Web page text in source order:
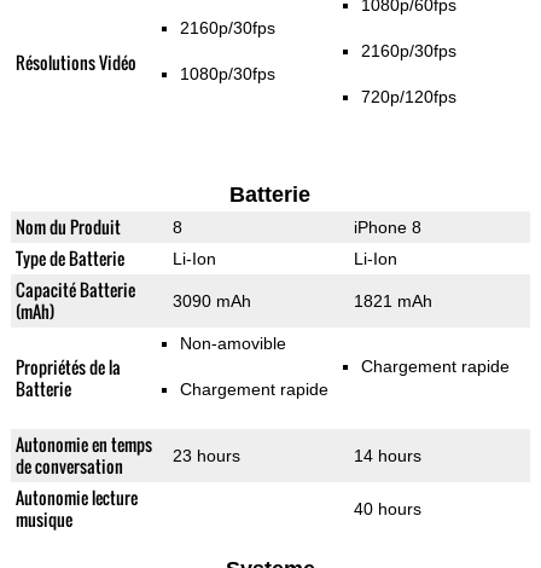
Résolutions Vidéo
2160p/30fps
1080p/30fps
1080p/60fps
2160p/30fps
720p/120fps
Batterie
Nom du Produit 8 iPhone 8
Type de Batterie Li-Ion Li-Ion
Capacité Batterie
(mAh)
3090 mAh 1821 mAh
Propriétés de la
Batterie
Non-amovible
Chargement rapide
Chargement rapide
Autonomie en temps
de conversation
23 hours 14 hours
Autonomie lecture
musique
40 hours